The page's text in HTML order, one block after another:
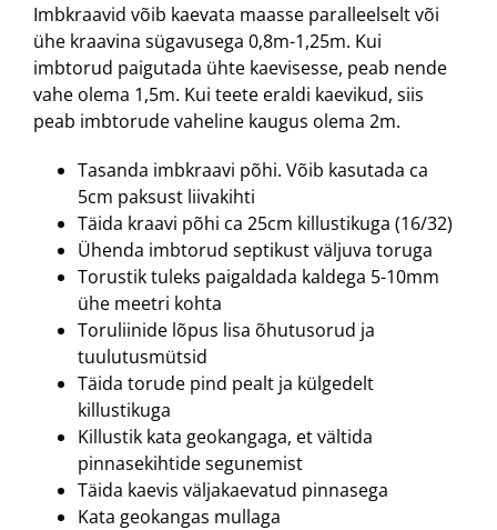
Imbkraavid võib kaevata maasse paralleelselt või
ühe kraavina sügavusega 0,8m-1,25m. Kui
imbtorud paigutada ühte kaevisesse, peab nende
vahe olema 1,5m. Kui teete eraldi kaevikud, siis
peab imbtorude vaheline kaugus olema 2m.
Tasanda imbkraavi põhi. Võib kasutada ca
5cm paksust liivakihti
Täida kraavi põhi ca 25cm killustikuga (16/32)
Ühenda imbtorud septikust väljuva toruga
Torustik tuleks paigaldada kaldega 5-10mm
ühe meetri kohta
Toruliinide lõpus lisa õhutusorud ja
tuulutusmütsid
Täida torude pind pealt ja külgedelt
killustikuga
Killustik kata geokangaga, et vältida
pinnasekihtide segunemist
Täida kaevis väljakaevatud pinnasega
Kata geokangas mullaga